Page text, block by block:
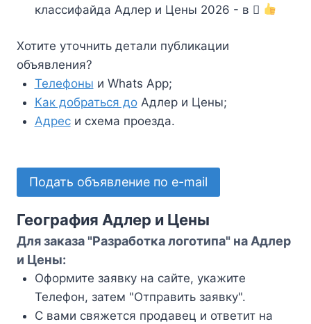
классифайда Адлер и Цены 2026 - в
Хотите уточнить детали публикации
объявления?
Телефоны и Whats App;
Как добраться доАдлер и Цены;
Адреси схема проезда.
Подать объявление по e-mail
География Адлер и Цены
Для заказа "Разработка логотипа" на Адлер
и Цены:
Оформите заявку на сайте, укажите
Телефон, затем "Отправить заявку".
С вами свяжется продавец и ответит на